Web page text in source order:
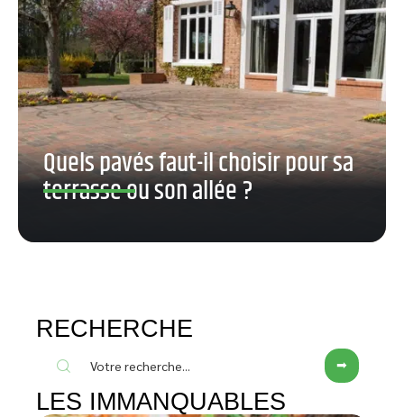
Quels pavés faut-il choisir pour sa
terrasse ou son allée ?
RECHERCHE
LES IMMANQUABLES